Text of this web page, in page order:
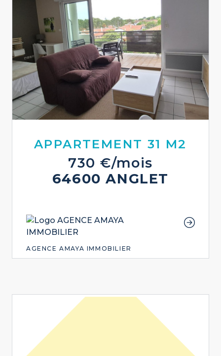
APPARTEMENT 31 M2
730 €/mois
64600 ANGLET
AGENCE AMAYA IMMOBILIER